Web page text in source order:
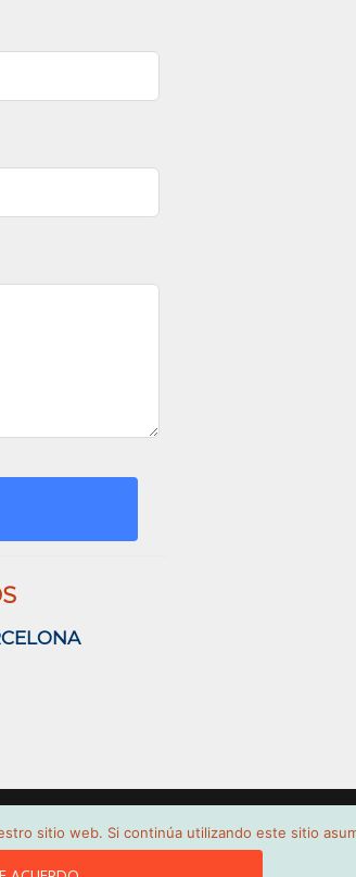
sitio web. Si continúa utilizando este sitio